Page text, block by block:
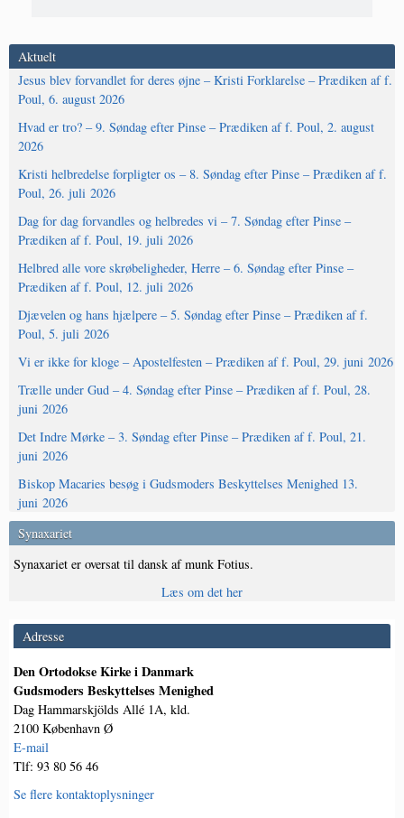
Aktuelt
Jesus blev forvandlet for deres øjne – Kristi Forklarelse – Prædiken af f.
Poul, 6. august 2026
Hvad er tro? – 9. Søndag efter Pinse – Prædiken af f. Poul, 2. august
2026
Kristi helbredelse forpligter os – 8. Søndag efter Pinse – Prædiken af f.
Poul, 26. juli 2026
Dag for dag forvandles og helbredes vi – 7. Søndag efter Pinse –
Prædiken af f. Poul, 19. juli 2026
Helbred alle vore skrøbeligheder, Herre – 6. Søndag efter Pinse –
Prædiken af f. Poul, 12. juli 2026
Djævelen og hans hjælpere – 5. Søndag efter Pinse – Prædiken af f.
Poul, 5. juli 2026
Vi er ikke for kloge – Apostelfesten – Prædiken af f. Poul, 29. juni 2026
Trælle under Gud – 4. Søndag efter Pinse – Prædiken af f. Poul, 28.
juni 2026
Det Indre Mørke – 3. Søndag efter Pinse – Prædiken af f. Poul, 21.
juni 2026
Biskop Macaries besøg i Gudsmoders Beskyttelses Menighed 13.
juni 2026
Synaxariet
Synaxariet er oversat til dansk af munk Fotius.
Læs om det her
Adresse
Den Ortodokse Kirke i Danmark
Gudsmoders Beskyttelses Menighed
Dag Hammarskjölds Allé 1A, kld.
2100 København Ø
E-mail
Tlf: 93 80 56 46
Se flere kontaktoplysninger